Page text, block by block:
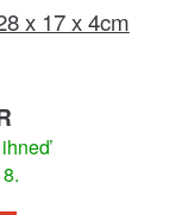
x 17 x 4cm